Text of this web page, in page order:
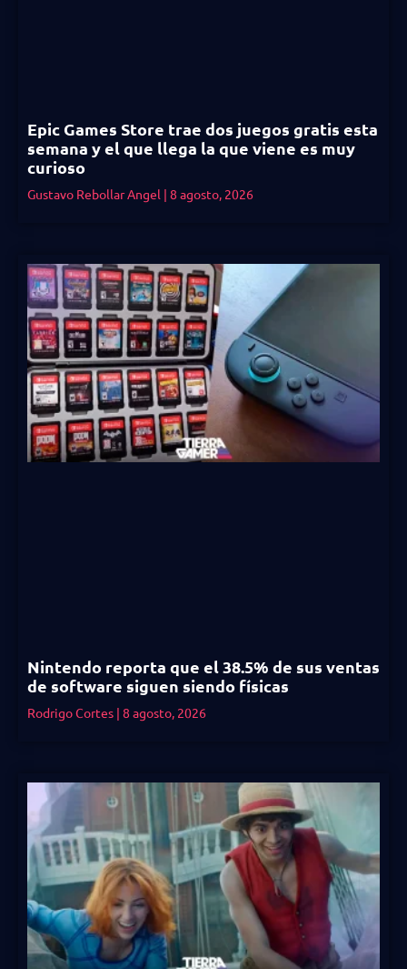
Epic Games Store trae dos juegos gratis esta
semana y el que llega la que viene es muy
curioso
Gustavo Rebollar Angel 8 agosto, 2026
Nintendo reporta que el 38.5% de sus ventas
de software siguen siendo físicas
Rodrigo Cortes 8 agosto, 2026